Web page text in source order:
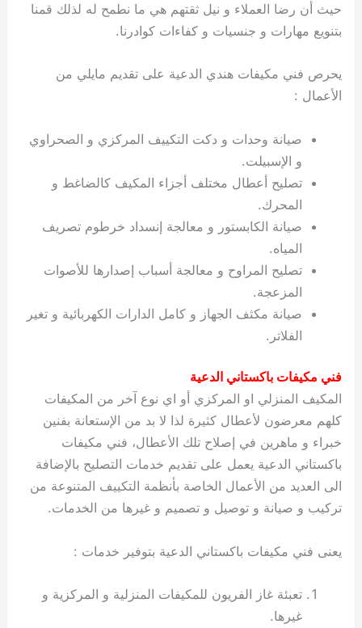
حيث أن رضا العملاء و نيل ثقتهم هي ما نطمح له لذلك قمنا
بتنويع مهارات و جنسيات و كفاءات كوادرنا.
يحرص فني مكيفات هندي الدعية على تقديم مايلي من
الأعمال :
صيانة وحدات و دكت التكييف المركزي و الصحراوي
و الإسبيلت.
تصليح أعطال مختلف أجزاء المكيف كالضاغط و
المحرك.
صيانة الكابستور و معالجة إنسداد خرطوم تصريف
المياه.
تصليح المراوح و معالجة أسباب إصدارها للأصوات
المزعجة.
صيانة مكثف الجهاز و كامل الدارات الكهربائية و تغير
الفلاتر.
فني مكيفات باكستاني الدعية
المكيف المنزلي او المركزي أو اي نوع آخر من المكيفات
كلهم معرضون لأعطال كثيرة لذا لا بد من الإستعانة بفنين
خبراء و ماهرين في إصلاح تلك الأعطال، فني مكيفات
باكستاني الدعية يعمل على تقديم خدمات التصليح بالإضافة
الى العديد من الأعمال الخاصة بأنظمة التكييف المتنوعة من
تركيب و صيانة و توصيل و تصميم و غيرها من الخدمات.
يعنى فني مكيفات باكستاني الدعية بتوفير خدمات :
تعبئة غاز الفريون للمكيفات المنزلية و المركزية و
غيرها.